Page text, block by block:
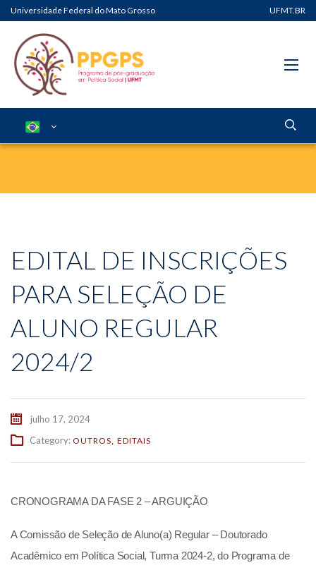
Universidade Federal do Mato Grosso UFMT.BR
EDITAL DE INSCRIÇÕES
PARA SELEÇÃO DE
ALUNO REGULAR
2024/2
julho 17, 2024
Category: OUTROS, EDITAIS
CRONOGRAMA DA FASE 2 – ARGUIÇÃO
A Comissão de Seleção de Aluno(a) Regular – Doutorado
Acadêmico em Política Social, Turma 2024-2, do Programa de